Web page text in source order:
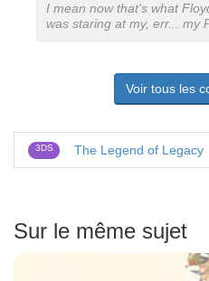
I mean now that's what
was staring at my, err... my
Voir tous les
3DS The Legend of Legacy
Sur le même sujet